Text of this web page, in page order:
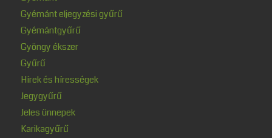
Gyémánt eljegyzési gyűrű
Gyémántgyűrű
Gyöngy ékszer
Gyűrű
Hírek és hírességek
Jegygyűrű
Jeles ünnepek
Karikagyűrű